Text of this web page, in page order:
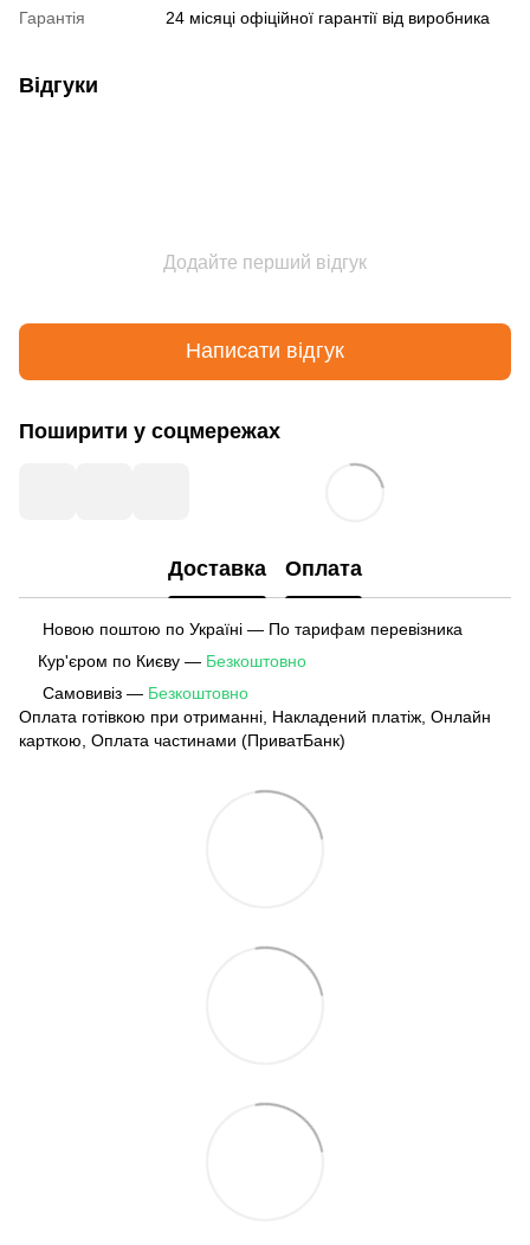
Гарантія 24 місяці офіційної гарантії від виробника
Відгуки
Додайте перший відгук
Написати відгук
Поширити у соцмережах
Доставка Оплата
Новою поштою по Україні — По тарифам перевізника
Кур'єром по Києву — Безкоштовно
Самовивіз — Безкоштовно
Оплата готівкою при отриманні, Накладений платіж, Онлайн
карткою, Оплата частинами (ПриватБанк)